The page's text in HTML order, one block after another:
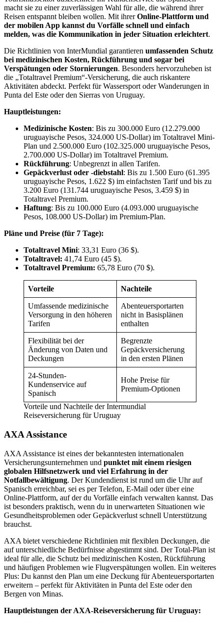
macht sie zu einer zuverlässigen Wahl für alle, die während ihrer
Reisen entspannt bleiben wollen. Mit ihrerOnline-Plattform und
der mobilen App kannst du Vorfälle schnell und einfach
melden, was die Kommunikation in jeder Situation erleichtert.
Die Richtlinien von InterMundial garantieren umfassenden Schutz
bei medizinischen Kosten, Rückführung und sogar bei
Verspätungen oder Stornierungen. Besonders hervorzuheben ist
die „Totaltravel Premium“-Versicherung, die auch riskantere
Aktivitäten abdeckt. Perfekt für Wassersport oder Wanderungen in
Punta del Este oder den Sierras von Uruguay.
Hauptleistungen:
Medizinische Kosten: Bis zu 300.000 Euro (12.279.000
uruguayische Pesos, 324.000 US-Dollar) im Totaltravel Mini-
Plan und 2.500.000 Euro (102.325.000 uruguayische Pesos,
2.700.000 US-Dollar) im Totaltravel Premium.
Rückführung: Unbegrenzt in allen Tarifen.
Gepäckverlust oder -diebstahl: Bis zu 1.500 Euro (61.395
uruguayische Pesos, 1.622 $) im einfachsten Tarif und bis zu
3.200 Euro (131.744 uruguayische Pesos, 3.459 $) in
Totaltravel Premium.
Haftung: Bis zu 100.000 Euro (4.093.000 uruguayische
Pesos, 108.000 US-Dollar) im Premium-Plan.
Pläne und Preise (für 7 Tage):
Totaltravel Mini: 33,31 Euro (36 $).
Totaltravel: 41,74 Euro (45 $).
Totaltravel Premium: 65,78 Euro (70 $).
Vorteile Nachteile
Umfassende medizinische
Versorgung in den höheren
Tarifen
Abenteuersportarten
nicht in Basisplänen
enthalten
Flexibilität bei der
Änderung von Daten und
Deckungen
Begrenzte
Gepäckversicherung
in den ersten Plänen
24-Stunden-
Kundenservice auf
Spanisch
Hohe Preise für
Premium-Optionen
Vorteile und Nachteile der Intermundial
Reiseversicherung für Uruguay
AXA Assistance
AXA Assistance ist eines der bekanntesten internationalen
Versicherungsunternehmen und punktet mit einem riesigen
globalen Hilfsnetzwerk und viel Erfahrung in der
Notfallbewältigung. Der Kundendienst ist rund um die Uhr auf
Spanisch erreichbar, sei es per Telefon, E-Mail oder über eine
Online-Plattform, auf der du Vorfälle einfach verwalten kannst. Das
ist besonders praktisch, wenn du in unerwarteten Situationen wie
Gesundheitsproblemen oder Gepäckverlust schnell Unterstützung
brauchst.
AXA bietet verschiedene Richtlinien mit flexiblen Deckungen, die
auf unterschiedliche Bedürfnisse abgestimmt sind. Der Total-Plan ist
ideal für alle, die Schutz bei medizinischen Kosten, Rückführung
und häufigen Problemen wie Flugverspätungen wollen. Ein weiteres
Plus: Du kannst den Plan um eine Deckung für Abenteuersportarten
erweitern – perfekt für Aktivitäten in Punta del Este oder den
Bergen von Minas.
Hauptleistungen der AXA-Reiseversicherung für Uruguay: